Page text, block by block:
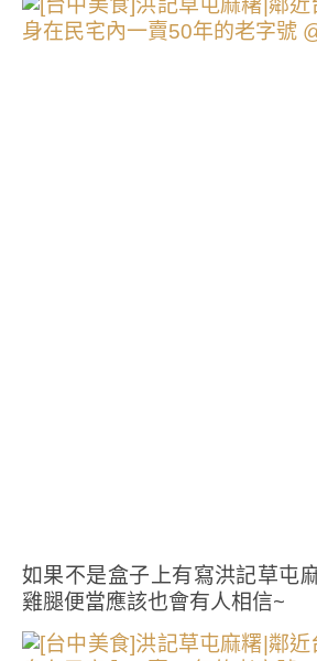
如果不是盒子上有寫洪記草屯
雞腿便當應該也會有人相信~